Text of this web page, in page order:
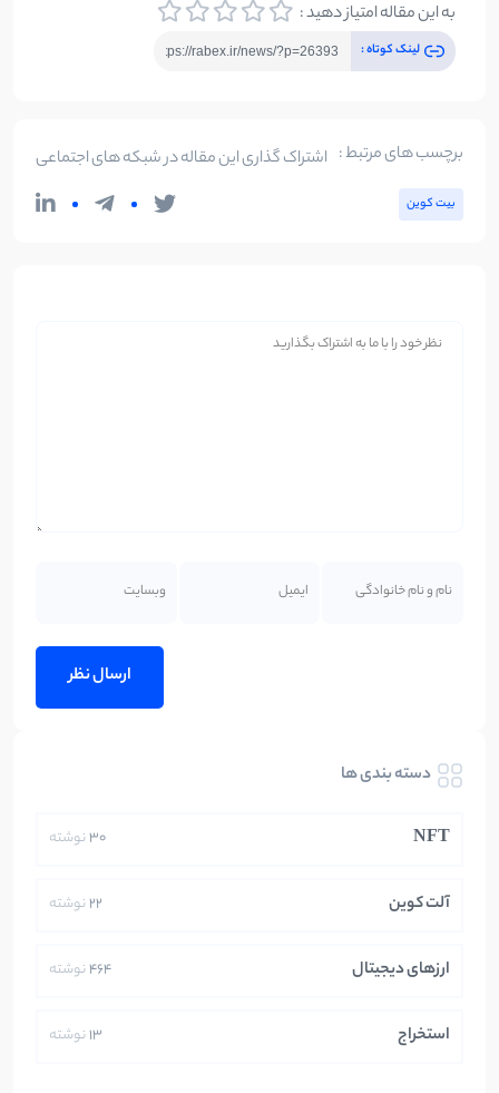
به این مقاله امتیاز دهید :
لینک کوتاه :
برچسب های مرتبط :
بیت کوین
اشتراک گذاری این مقاله در شبکه های اجتماعی
دسته بندی ها
NFT
30نوشته
آلت کوین 22نوشته
ارزهای دیجیتال 464نوشته
استخراج 13نوشته